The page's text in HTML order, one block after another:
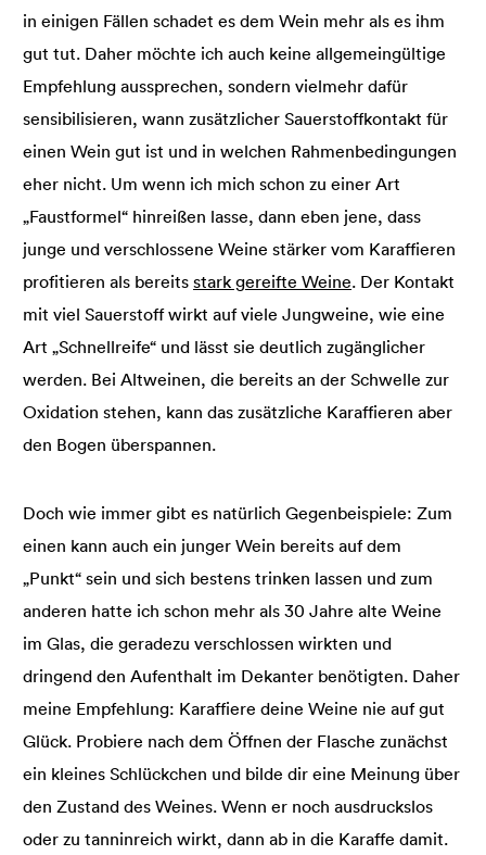
in einigen Fällen schadet es dem Wein mehr als es ihm
gut tut. Daher möchte ich auch keine allgemeingültige
Empfehlung aussprechen, sondern vielmehr dafür
sensibilisieren, wann zusätzlicher Sauerstoffkontakt für
einen Wein gut ist und in welchen Rahmenbedingungen
eher nicht. Um wenn ich mich schon zu einer Art
„Faustformel“ hinreißen lasse, dann eben jene, dass
junge und verschlossene Weine stärker vom Karaffieren
profitieren als bereits stark gereifte Weine. Der Kontakt
mit viel Sauerstoff wirkt auf viele Jungweine, wie eine
Art „Schnellreife“ und lässt sie deutlich zugänglicher
werden. Bei Altweinen, die bereits an der Schwelle zur
Oxidation stehen, kann das zusätzliche Karaffieren aber
den Bogen überspannen.
Doch wie immer gibt es natürlich Gegenbeispiele: Zum
einen kann auch ein junger Wein bereits auf dem
„Punkt“ sein und sich bestens trinken lassen und zum
anderen hatte ich schon mehr als 30 Jahre alte Weine
im Glas, die geradezu verschlossen wirkten und
dringend den Aufenthalt im Dekanter benötigten. Daher
meine Empfehlung: Karaffiere deine Weine nie auf gut
Glück. Probiere nach dem Öffnen der Flasche zunächst
ein kleines Schlückchen und bilde dir eine Meinung über
den Zustand des Weines. Wenn er noch ausdruckslos
oder zu tanninreich wirkt, dann ab in die Karaffe damit.